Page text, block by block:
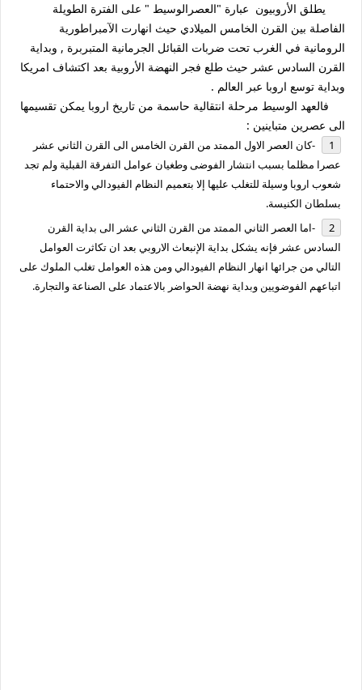
يطلق الأروبيون عبارة "العصرالوسيط " على الفترة الطويلة
الفاصلة بين القرن الخامس الميلادي حيث انهارت الآمبراطورية
الرومانية في الغرب تحت ضربات القبائل الجرمانية المتبربرة , وبداية
القرن السادس عشر حيث طلع فجر النهضة الأروبية بعد اكتشاف امريكا
وبداية توسع اروبا عبر العالم .
فالعهد الوسيط مرحلة انتقالية حاسمة من تاريخ اروبا يمكن تقسيمها
الى عصرين متباينين :
-كان العصر الاول الممتد من القرن الخامس الى القرن الثاني عشر
عصرا مظلما بسبب انتشار الفوضى وطغيان عوامل التفرقة القبلية ولم تجد
شعوب اروبا وسيلة للتغلب عليها إلا بتعميم النظام الفيودالي والاحتماء
بسلطان الكنيسة.
-اما العصر الثاني الممتد من القرن الثاني عشر الى بداية القرن
السادس عشر فإنه يشكل بداية الإنبعاث الاروبي بعد ان تكاثرت العوامل
التالي من جرائها انهار النظام الفيودالي ومن هذه العوامل تغلب الملوك على
اتباعهم الفوضويين وبداية نهضة الحواضر بالاعتماد على الصناعة والتجارة.